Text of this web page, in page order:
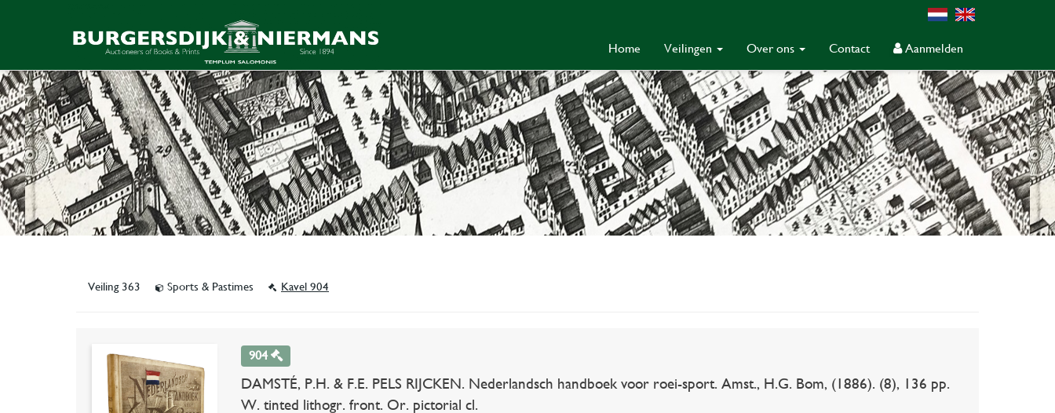
Home Veilingen Over ons Contact Aanmelden
Veiling 363 Sports & Pastimes Kavel 904
904
DAMSTÉ, P.H. & F.E. PELS RIJCKEN. Nederlandsch handboek voor roei-sport. Amst., H.G. Bom, (1886). (8), 136 pp.
W. tinted lithogr. front. Or. pictorial cl.